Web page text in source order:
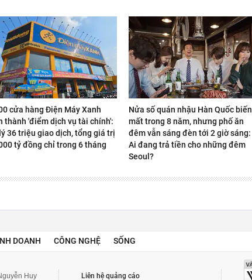
cửa hàng Điện Máy Xanh
thành 'điểm dịch vụ tài chính':
36 triệu giao dịch, tổng giá trị
tỷ đồng chỉ trong 6 tháng
Nửa số quán nhậu Hàn Quốc biến
mất trong 8 năm, nhưng phố ăn
đêm vẫn sáng đèn tới 2 giờ sáng:
Ai đang trả tiền cho những đêm
Seoul?
DOANH CÔNG NGHỆ SỐNG
Huy Liên hệ quảng cáo